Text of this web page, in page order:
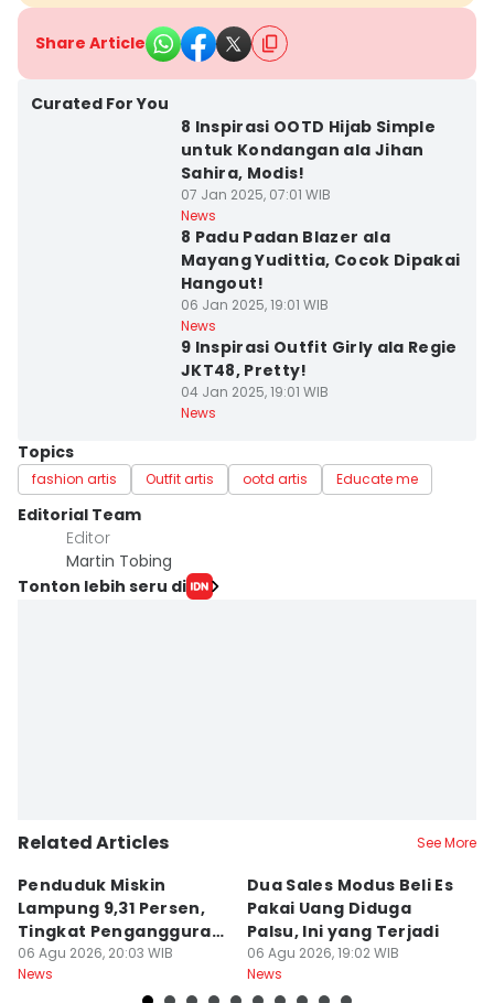
Share Article
Curated For You
8 Inspirasi OOTD Hijab Simple
untuk Kondangan ala Jihan
Sahira, Modis!
07 Jan 2025, 07:01 WIB
News
8 Padu Padan Blazer ala
Mayang Yudittia, Cocok Dipakai
Hangout!
06 Jan 2025, 19:01 WIB
News
9 Inspirasi Outfit Girly ala Regie
JKT48, Pretty!
04 Jan 2025, 19:01 WIB
News
Topics
fashion artis Outfit artis ootd artis Educate me
Editorial Team
Editor
Martin Tobing
Tonton lebih seru di
Related Articles See More
Penduduk Miskin
Lampung 9,31 Persen,
Tingkat Pengangguran
Terbuka Naik
06 Agu 2026, 20:03 WIB
News
Dua Sales Modus Beli Es
Pakai Uang Diduga
Palsu, Ini yang Terjadi
06 Agu 2026, 19:02 WIB
News